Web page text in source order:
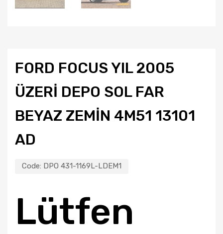
FORD FOCUS YIL 2005
ÜZERI DEPO SOL FAR
BEYAZ ZEMIN 4M51 13101
AD
Code: DPO 431-1169L-LDEM1
Lütfen